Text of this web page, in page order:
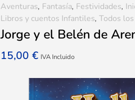
Jorge y el Belén de
15,00€ IVA Incluido
Aventuras, Fantasía, Festividades,
Libros y cuentos Infantiles,Todos